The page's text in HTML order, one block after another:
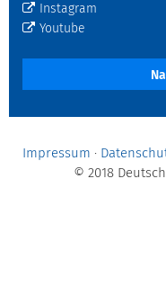
Instagram
Youtube
Impressum ·
© 2018